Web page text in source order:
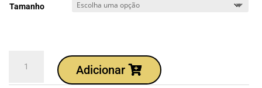
Tamanho
Capacete
Adicionar